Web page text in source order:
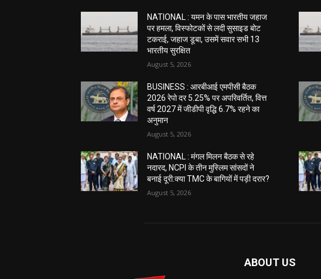
NATIONAL : यमन के पास भारतीय जहाज
पर हमला, विस्फोटकों से लदी सुसाइड बोट
टकराई, जहाज डूबा, उसमें सवार सभी 13
भारतीय सुरक्षित
August 5, 2026
BUSINESS : आरबीआई एमपीसी बैठक
2026 रेपो दर 5.25% पर अपरिवर्तित, वित्त
वर्ष 2027 में जीडीपी वृद्धि 6.7% रहने का
अनुमान
August 5, 2026
NATIONAL : मंगल मिलन बैठक से रहे
नदारद, NCPI के तीन मुस्लिम सांसदों ने
बनाई दूरी:क्या TMC के बागियों में पड़ी दरार?
August 5, 2026
ABOUT US